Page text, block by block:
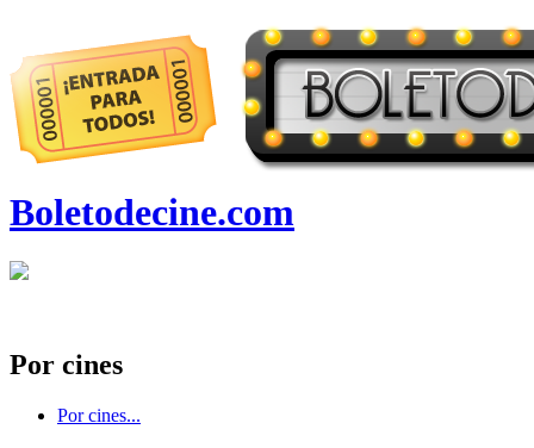
Boletodecine.com
Por cines
Por cines...